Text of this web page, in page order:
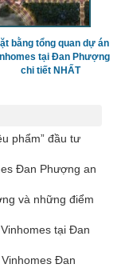
bằng tổng quan dự án
tại Đan Phượng
chi tiết NHẤT
phẩm” đầu tư
Đan Phượng an
và những điểm
tại Đan
Đan